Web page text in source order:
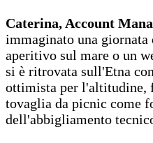
Caterina, Account
immaginato una giornata
aperitivo sul mare o un
si è ritrovata sull'Etna
ottimista per l'altitudine,
tovaglia da picnic come
dell'abbigliamento